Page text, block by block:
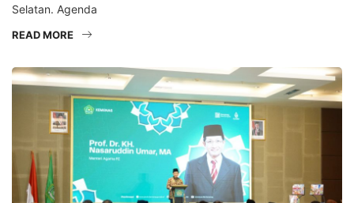
Selatan. Agenda
READ MORE